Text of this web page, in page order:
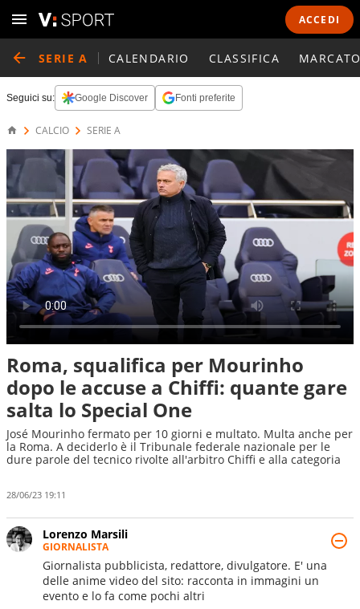
ACCEDI
SERIE A CALENDARIO CLASSIFICA
Seguici su: Google Discover Fonti preferite
CALCIO SERIE A
Roma, squalifica per Mourinho
dopo le accuse a Chiffi: quante gare
salta lo Special One
José Mourinho fermato per 10 giorni e multato. Multa anche per
la Roma. A deciderlo è il Tribunale federale nazionale per le
dure parole del tecnico rivolte all'arbitro Chiffi e alla categoria
28/06/23 19:11
Lorenzo Marsili
GIORNALISTA
Giornalista pubblicista, redattore, divulgatore. E' una
delle anime video del sito: racconta in immagini un
evento e lo fa come pochi altri